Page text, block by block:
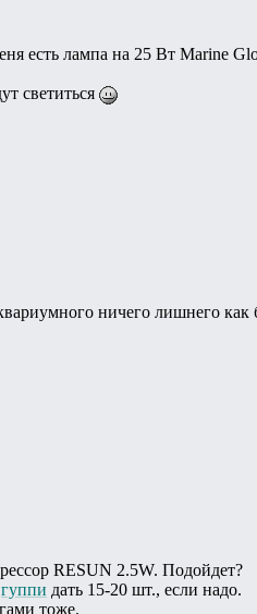
есть лампа на 25 Вт Marine
светиться
ничего лишнего
RESUN 2.5W. Подойдет?
гуппи дать 15-20 шт., если надо.
тоже.